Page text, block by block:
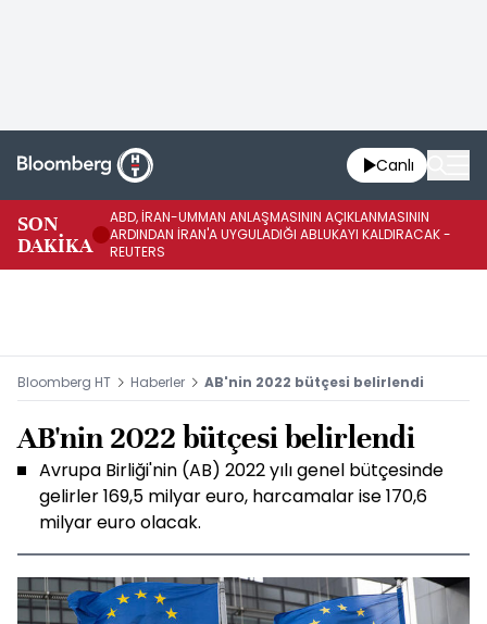
Canlı
SON
DAKİKA
ABD, İRAN-UMMAN ANLAŞMASININ AÇIKLANMASININ
ARDINDAN İRAN'A UYGULADIĞI ABLUKAYI KALDIRACAK -
REUTERS
Bloomberg HT Haberler AB'nin 2022 bütçesi belirlendi
AB'nin 2022 bütçesi belirlendi
Avrupa Birliği'nin (AB) 2022 yılı genel bütçesinde
gelirler 169,5 milyar euro, harcamalar ise 170,6
milyar euro olacak.